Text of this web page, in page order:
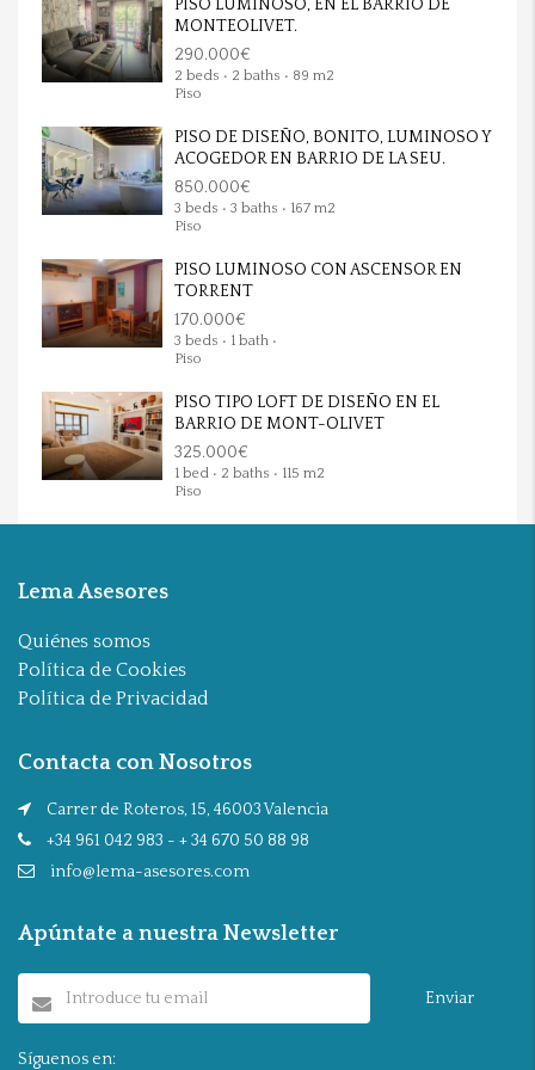
PISO LUMINOSO, EN EL BARRIO DE
MONTEOLIVET.
290.000€
2 beds • 2 baths • 89 m2
Piso
PISO DE DISEÑO, BONITO, LUMINOSO Y
ACOGEDOR EN BARRIO DE LA SEU.
850.000€
3 beds • 3 baths • 167 m2
Piso
PISO LUMINOSO CON ASCENSOR EN
TORRENT
170.000€
3 beds • 1 bath •
Piso
PISO TIPO LOFT DE DISEÑO EN EL
BARRIO DE MONT-OLIVET
325.000€
1 bed • 2 baths • 115 m2
Piso
Lema Asesores
Quiénes somos
Política de Cookies
Política de Privacidad
Contacta con Nosotros
Carrer de Roteros, 15, 46003 Valencia
+34 961 042 983 - + 34 670 50 88 98
info@lema-asesores.com
Apúntate a nuestra Newsletter
Enviar
Síguenos en: